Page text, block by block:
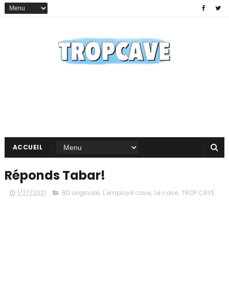
ACCUEIL
Réponds Tabar!
1/27/2021 BD originale, L'employé cave, Le cave, TROP CAVE